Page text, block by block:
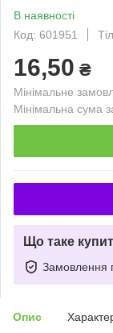
В наявності
Код: 601951
16,50 ₴
Мінімальне
Мінімальна сума
Що таке
Замовлення
Опис